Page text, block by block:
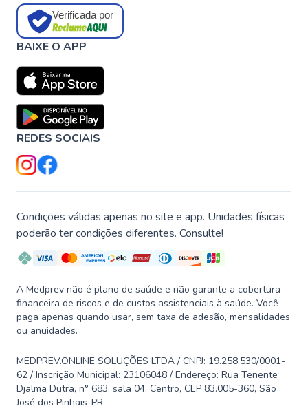
Verificada por
BAIXE O APP
REDES SOCIAIS
Condições válidas apenas no site e app. Unidades físicas
poderão ter condições diferentes. Consulte!
A Medprev não é plano de saúde e não garante a cobertura
financeira de riscos e de custos assistenciais à saúde. Você
paga apenas quando usar, sem taxa de adesão, mensalidades
ou anuidades.
MEDPREV.ONLINE SOLUÇÕES LTDA / CNPJ: 19.258.530/0001-
62 / Inscrição Municipal: 23106048 / Endereço: Rua Tenente
Djalma Dutra, n° 683, sala 04, Centro, CEP 83.005-360, São
José dos Pinhais-PR